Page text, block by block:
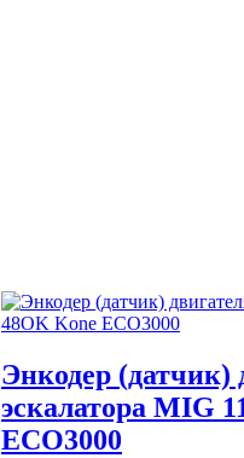
Энкодер (датчик)
эскалатора MIG
ECO3000